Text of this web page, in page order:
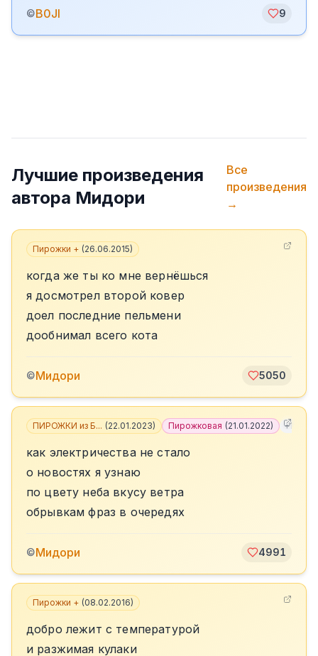
©B0JI 9
Лучшие произведения
автора Мидори
Все
произведения
→
Пирожки + (26.06.2015)
когда же ты ко мне вернёшься
я досмотрел второй ковер
доел последние пельмени
дообнимал всего кота
©Мидори 5050
ПИРОЖКИ из Б... (22.01.2023) Пирожковая (21.01.2022) +11
как электричества не стало
о новостях я узнаю
по цвету неба вкусу ветра
обрывкам фраз в очередях
©Мидори 4991
Пирожки + (08.02.2016)
добро лежит с температурой
и разжимая кулаки